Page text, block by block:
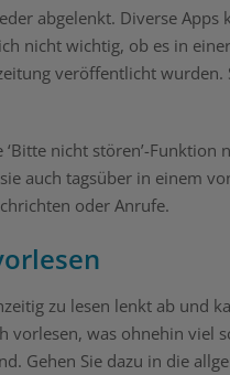
abgelenkt. Diverse Apps
nicht wichtig, ob es in
veröffentlicht wurden.
nicht stören’-Funktion
auch tagsüber in einem
oder Anrufe.
zu lesen lenkt ab und
vorlesen, was ohnehin viel
Gehen Sie dazu in die